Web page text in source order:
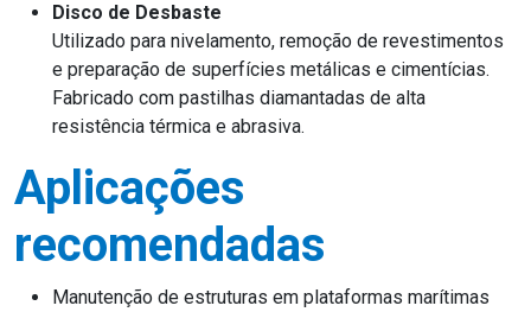
Disco de Desbaste
Utilizado para nivelamento, remoção de revestimentos
e preparação de superfícies metálicas e cimentícias.
Fabricado com pastilhas diamantadas de alta
resistência térmica e abrasiva.
Aplicações
recomendadas
Manutenção de estruturas em plataformas marítimas